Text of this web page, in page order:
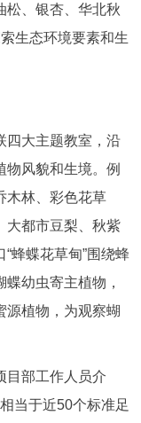
松、银杏、华北秋
生态环境要素和生
四大主题教室，沿
物风貌和生境。例
木林、彩色花草
大都市豆梨、秋紫
蜂蝶花草甸”围绕蜂
幼虫寄主植物，
源植物，为观察蝴
目部工作人员介
当于近50个标准足